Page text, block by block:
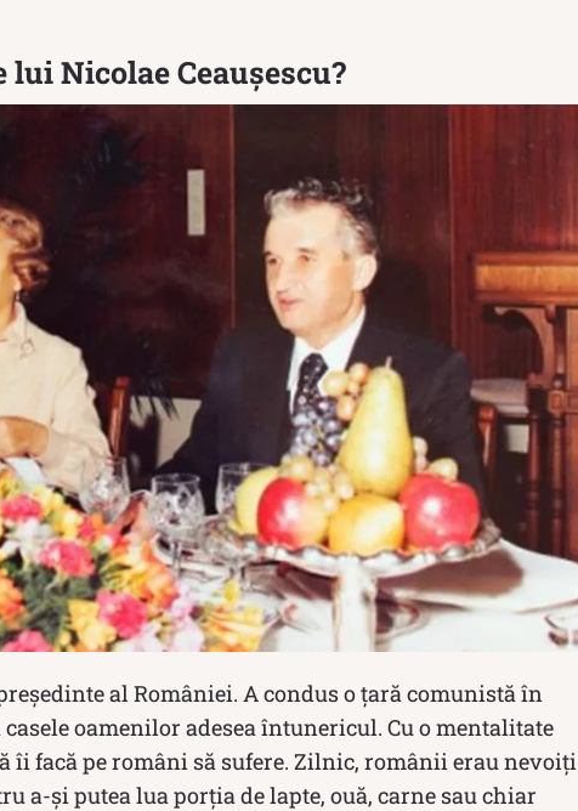
lui Nicolae Ceaușescu?
al României. A condus o țară comunistă în
casele oamenilor adesea întunericul. Cu o mentalitate
îi facă pe români să sufere. Zilnic, românii erau nevoiți
a-și putea lua porția de lapte, ouă, carne sau chiar